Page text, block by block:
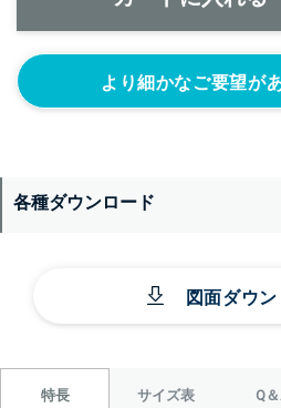
より細かなご要望が
各種ダウンロード
図面ダウ
特長 サイズ表 Q